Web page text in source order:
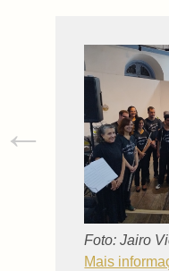
Foto: Jairo
Mais
←